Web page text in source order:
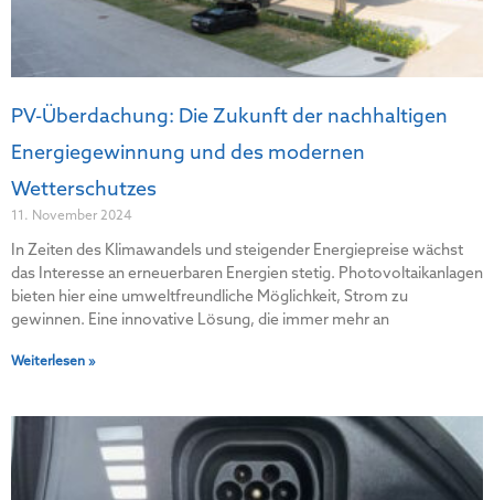
PV-Überdachung: Die Zukunft der nachhaltigen
Energiegewinnung und des modernen
Wetterschutzes
11. November 2024
In Zeiten des Klimawandels und steigender Energiepreise wächst
das Interesse an erneuerbaren Energien stetig. Photovoltaikanlagen
bieten hier eine umweltfreundliche Möglichkeit, Strom zu
gewinnen. Eine innovative Lösung, die immer mehr an
Weiterlesen »